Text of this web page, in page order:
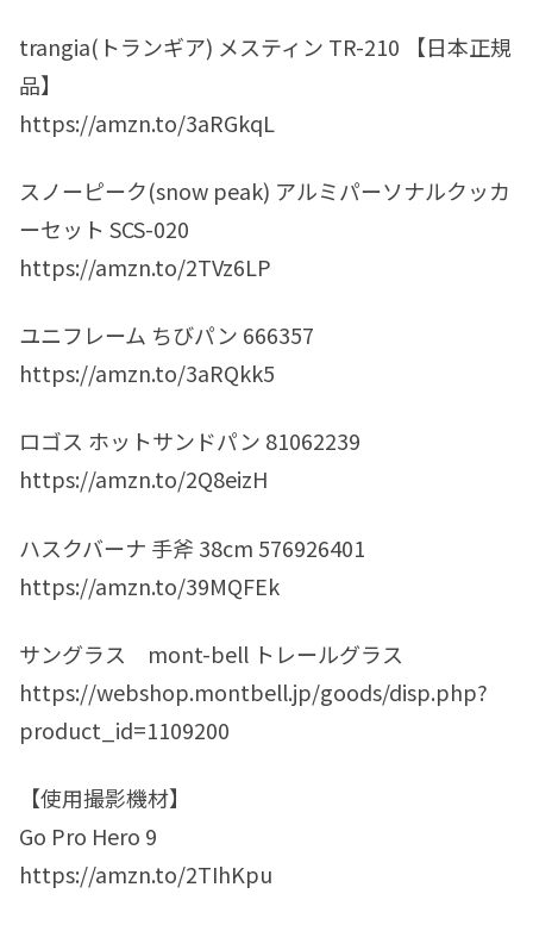
trangia(トランギア) メスティン TR-210 【日本正規
品】
https://amzn.to/3aRGkqL
スノーピーク(snow peak) アルミパーソナルクッカ
ーセット SCS-020
https://amzn.to/2TVz6LP
ユニフレーム ちびパン 666357
https://amzn.to/3aRQkk5
ロゴス ホットサンドパン 81062239
https://amzn.to/2Q8eizH
ハスクバーナ 手斧 38cm 576926401
https://amzn.to/39MQFEk
サングラス mont-bell トレールグラス
https://webshop.montbell.jp/goods/disp.php?
product_id=1109200
【使用撮影機材】
Go Pro Hero 9
https://amzn.to/2TIhKpu